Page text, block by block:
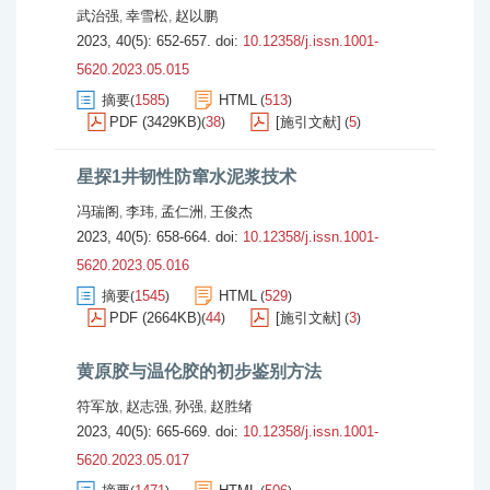
武治强, 幸雪松, 赵以鹏
2023, 40(5): 652-657. doi: 10.12358/j.issn.1001-
5620.2023.05.015
摘要(1585) HTML (513)
PDF (3429KB)(38) [施引文献] (5)
星探1井韧性防窜水泥浆技术
冯瑞阁, 李玮, 孟仁洲 , 王俊杰
2023, 40(5): 658-664. doi: 10.12358/j.issn.1001-
5620.2023.05.016
摘要(1545) HTML (529)
PDF (2664KB)(44) [施引文献] (3)
黄原胶与温伦胶的初步鉴别方法
符军放, 赵志强, 孙强, 赵胜绪
2023, 40(5): 665-669. doi: 10.12358/j.issn.1001-
5620.2023.05.017